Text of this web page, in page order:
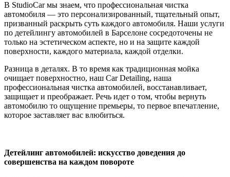
В StudioCar мы знаем, что профессиональная чистка
автомобиля — это персонализированный, тщательный опыт,
призванный раскрыть суть каждого автомобиля. Наши услуги
по детейлингу автомобилей в Барселоне сосредоточены не
только на эстетическом аспекте, но и на защите каждой
поверхности, каждого материала, каждой отделки.
Разница в деталях. В то время как традиционная мойка
очищает поверхностно, наш Car Detailing, наша
профессиональная чистка автомобилей, восстанавливает,
защищает и преображает. Речь идет о том, чтобы вернуть
автомобилю то ощущение премьеры, то первое впечатление,
которое заставляет вас влюбиться.
Детейлинг автомобилей: искусство доведения до
совершенства на каждом повороте